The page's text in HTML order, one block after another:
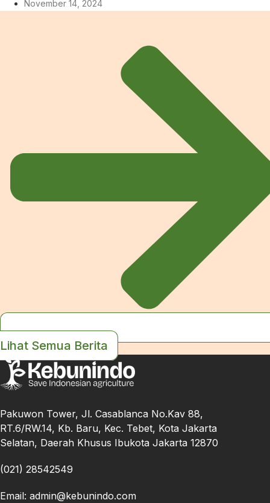
November 14, 2024
Lihat Semua Berita
Pakuwon Tower, Jl. Casablanca No.Kav 88,
RT.6/RW.14, Kb. Baru, Kec. Tebet, Kota Jakarta
Selatan, Daerah Khusus Ibukota Jakarta 12870
(021) 28542549
Email: admin@kebunindo.com